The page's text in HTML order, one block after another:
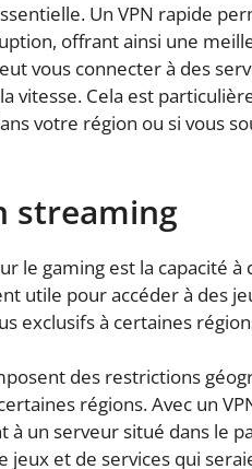
Un VPN rapide
offrant ainsi une
vous connecter à des
vitesse. Cela est
votre région ou si vous
streaming
le gaming est la capacité
utile pour accéder à des
exclusifs à certaines
des restrictions
régions. Avec un
un serveur situé dans le
jeux et de services qui